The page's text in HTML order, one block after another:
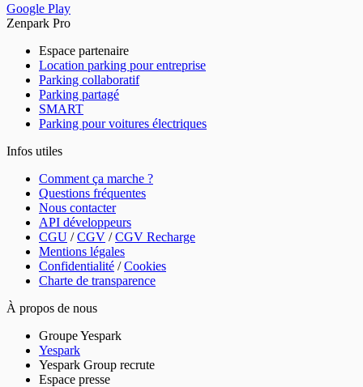
4,4 (42 avis)
Réserver
+ Abonnements disponibles
110 €/mois
Paris - Porte de Vincennes - Maraîchers
44 rue des Maraîchers
75020Paris
Google Play
Zenpark Pro
Espace partenaire
Location parking pour entreprise
Parking collaboratif
Parking partagé
SMART
Parking pour voitures électriques
Infos utiles
Comment ça marche ?
Questions fréquentes
Nous contacter
API développeurs
CGU /CGV /CGV Recharge
Mentions légales
Confidentialité /Cookies
Charte de transparence
À propos de nous
Groupe Yespark
Yespark
Yespark Group recrute
Espace presse